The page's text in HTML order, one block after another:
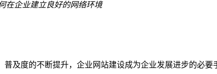
在企业建立良好的网络环境
及度的不断提升，企业网站建设成为企业发展进步的必